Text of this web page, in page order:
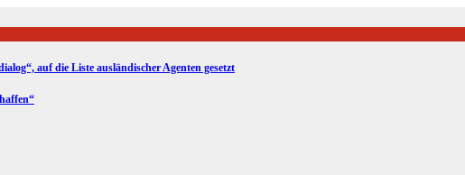
auf die Liste ausländischer Agenten gesetzt